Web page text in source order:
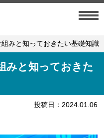
みと知っておきたい基礎知識
みと知っておきた
投稿日：2024.01.06